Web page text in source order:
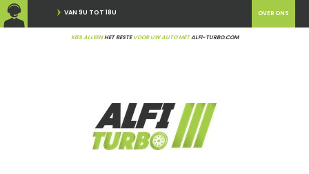
VAN 9U TOT 18U
KIES ALLEENHET BESTEVOOR UW AUTO METALFI-TURBO.COM
OVER ONS